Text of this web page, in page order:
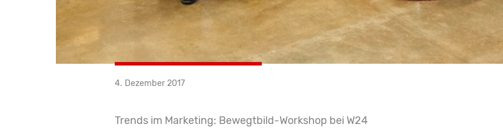
4. Dezember 2017
Trends im Marketing: Bewegtbild-Workshop bei W24